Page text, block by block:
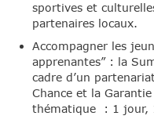
sportives et
partenaires locaux.
Accompagner les
apprenantes” : la
cadre d’un
Chance et la
thématique : 1 jour,